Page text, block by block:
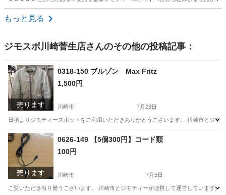
神奈川 相模原市
もっと見る
ジモスポ川崎菅生店さんのその他の投稿記事：
売ります
0318-150 ブルゾン Max Fritz
1,500円
川崎市 7月23日
日頃よりジモティースポットをご利用いただきありがとうございます。 川崎市とジ
神奈川 川崎市 服/ファッション リユース
売ります
0626-149 【5個300円】コード類
100円
川崎市 7月5日
ご覧いただき有り難うございます。 川崎市とジモティーが連携して運営していま